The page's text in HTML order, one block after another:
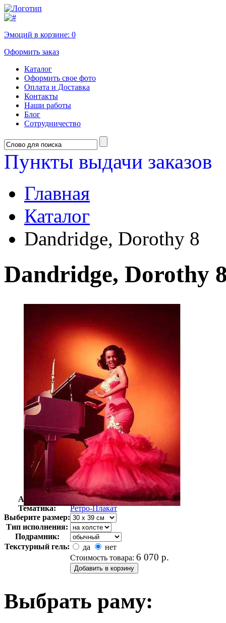
Эмоций в корзине: 0
Оформить заказ
Каталог
Оформить свое фото
Оплата и Доставка
Контакты
Наши работы
Блог
Сотрудничество
Пункты выдачи заказов
Главная
Каталог
Dandridge, Dorothy 8
Dandridge, Dorothy
Автор:
Неизвестно
Арт-стиль
Ретро-Плакат
Тематика:
Ретро-Плакат
Выберите размер:
Тип исполнения:
Подрамник:
Текстурный гель:
да
нет
Стоимость товара: 6 070 р.
Выбрать раму: